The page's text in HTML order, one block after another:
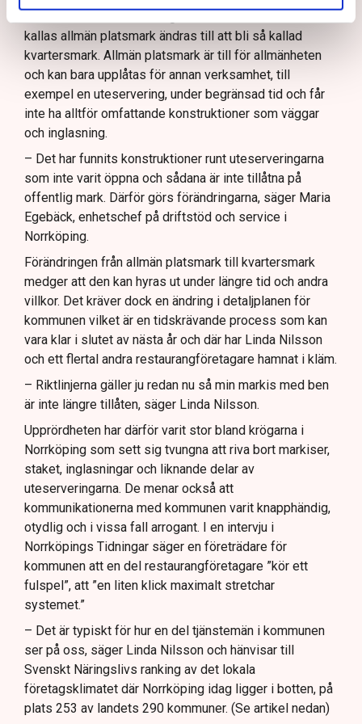
kallas allmän platsmark ändras till att bli så kallad
kvartersmark. Allmän platsmark är till för allmänheten
och kan bara upplåtas för annan verksamhet, till
exempel en uteservering, under begränsad tid och får
inte ha alltför omfattande konstruktioner som väggar
och inglasning.
– Det har funnits konstruktioner runt uteserveringarna
som inte varit öppna och sådana är inte tillåtna på
offentlig mark. Därför görs förändringarna, säger Maria
Egebäck, enhetschef på driftstöd och service i
Norrköping.
Förändringen från allmän platsmark till kvartersmark
medger att den kan hyras ut under längre tid och andra
villkor. Det kräver dock en ändring i detaljplanen för
kommunen vilket är en tidskrävande process som kan
vara klar i slutet av nästa år och där har Linda Nilsson
och ett flertal andra restaurangföretagare hamnat i kläm.
– Riktlinjerna gäller ju redan nu så min markis med ben
är inte längre tillåten, säger Linda Nilsson.
Upprördheten har därför varit stor bland krögarna i
Norrköping som sett sig tvungna att riva bort markiser,
staket, inglasningar och liknande delar av
uteserveringarna. De menar också att
kommunikationerna med kommunen varit knapphändig,
otydlig och i vissa fall arrogant. I en intervju i
Norrköpings Tidningar säger en företrädare för
kommunen att en del restaurangföretagare ”kör ett
fulspel”, att ”en liten klick maximalt stretchar
systemet.”
– Det är typiskt för hur en del tjänstemän i kommunen
ser på oss, säger Linda Nilsson och hänvisar till
Svenskt Näringslivs ranking av det lokala
företagsklimatet där Norrköping idag ligger i botten, på
plats 253 av landets 290 kommuner. (Se artikel nedan)